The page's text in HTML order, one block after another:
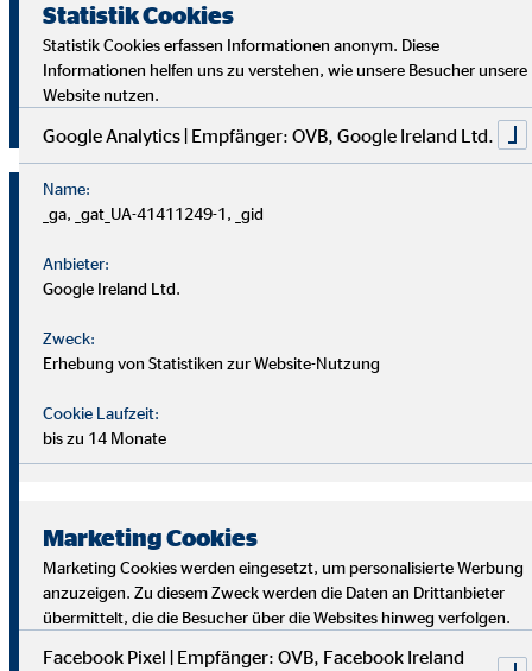
Starte auch du als OVB Finanzberater*in durch!
Jetzt klicken und bewerben!
Statistik Cookies
Statistik Cookies erfassen Informationen anonym. Diese
Informationen helfen uns zu verstehen, wie unsere Besucher unsere
Website nutzen.
Google Analytics | Empfänger: OVB, Google Ireland Ltd.
Name:
_ga, _gat_UA-41411249-1, _gid
Anbieter:
Google Ireland Ltd.
Zweck:
Erhebung von Statistiken zur Website-Nutzung
Cookie Laufzeit:
bis zu 14 Monate
Marketing Cookies
Marketing Cookies werden eingesetzt, um personalisierte Werbung
anzuzeigen. Zu diesem Zweck werden die Daten an Drittanbieter
übermittelt, die die Besucher über die Websites hinweg verfolgen.
Facebook Pixel | Empfänger: OVB, Facebook Ireland